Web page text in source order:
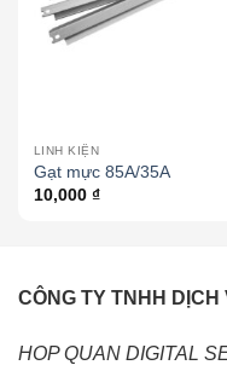
LINH KIỆN
Gạt mực 85A/35A
10,000 ₫
CÔNG TY TNHH DỊCH
HOP QUAN DIGITAL